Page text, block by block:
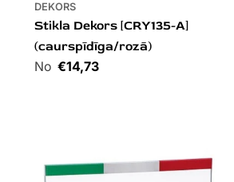
DEKORS
Stikla Dekors [CRY135-A]
(caurspīdīga/rozā)
Cena€14,73